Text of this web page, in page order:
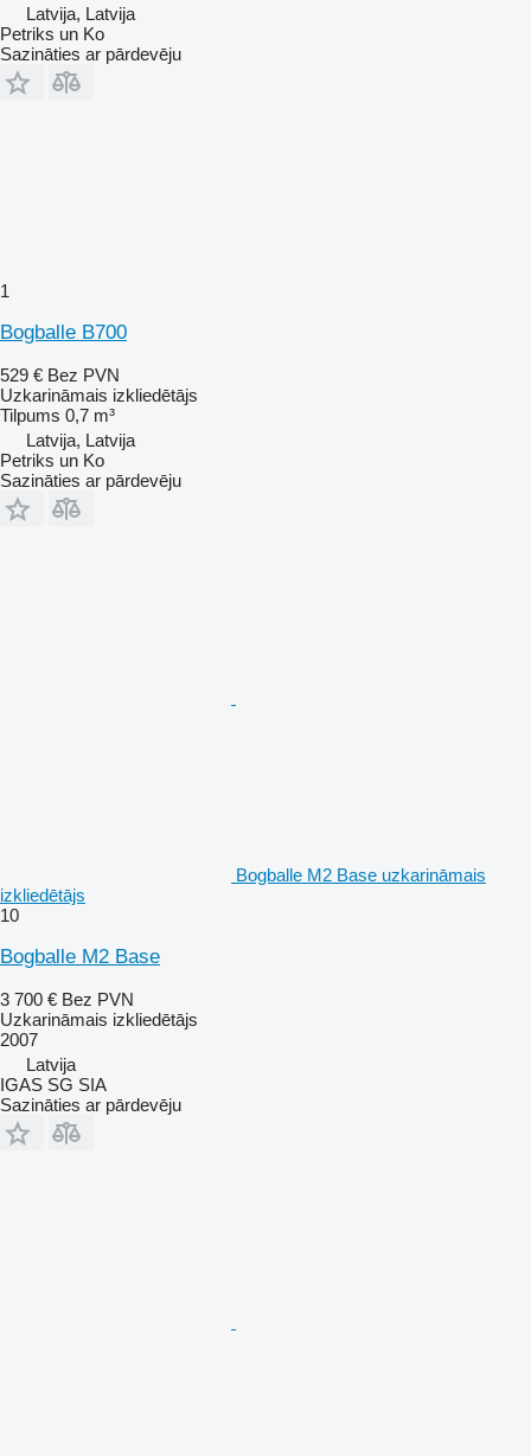
Latvija, Latvija
Petriks un Ko
Sazināties ar pārdevēju
1
Bogballe B700
529 € Bez PVN
Uzkarināmais izkliedētājs
Tilpums 0,7 m³
Latvija, Latvija
Petriks un Ko
Sazināties ar pārdevēju
Bogballe M2 Base uzkarināmais
izkliedētājs
10
Bogballe M2 Base
3 700 € Bez PVN
Uzkarināmais izkliedētājs
2007
Latvija
IGAS SG SIA
Sazināties ar pārdevēju